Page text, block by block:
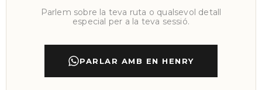
Parlem sobre la teva ruta o qualsevol detall
especial per a la teva sessió.
PARLAR AMB EN HENRY